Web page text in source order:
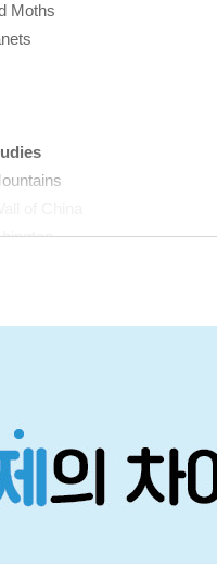
Moths
America
Arts & Math